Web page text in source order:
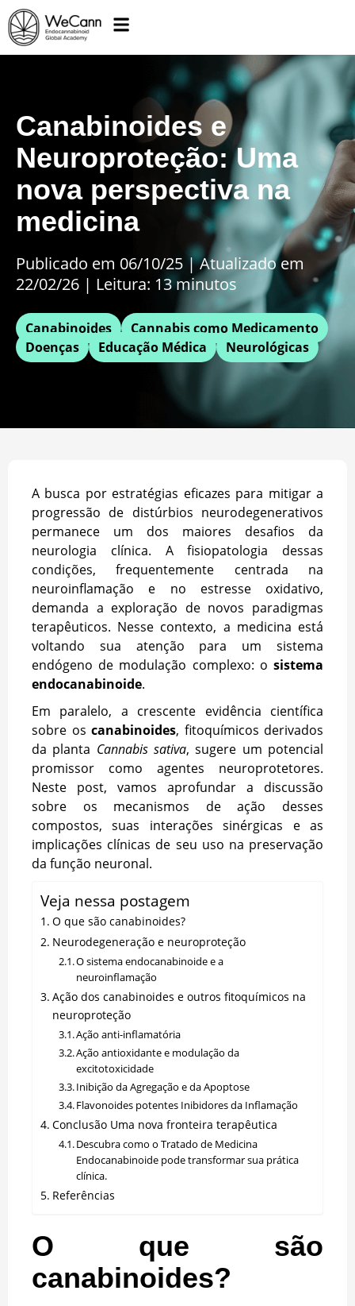
Canabinoides e
Neuroproteção: Uma
nova perspectiva na
medicina
Publicado em 06/10/25 |Atualizado em
22/02/26 | Leitura: 13 minutos
Canabinoides
Cannabis como Medicamento
Doenças
Educação Médica Neurológicas
A busca por estratégias eficazes para mitigar a
progressão de distúrbios neurodegenerativos
permanece um dos maiores desafios da
neurologia clínica. A fisiopatologia dessas
condições, frequentemente centrada na
neuroinflamação e no estresse oxidativo,
demanda a exploração de novos paradigmas
terapêuticos. Nesse contexto, a medicina está
voltando sua atenção para um sistema
endógeno de modulação complexo: o sistema
endocanabinoide.
Em paralelo, a crescente evidência científica
sobre os canabinoides, fitoquímicos derivados
da planta Cannabis sativa, sugere um potencial
promissor como agentes neuroprotetores.
Neste post, vamos aprofundar a discussão
sobre os mecanismos de ação desses
compostos, suas interações sinérgicas e as
implicações clínicas de seu uso na preservação
da função neuronal.
Veja nessa postagem
O que são canabinoides?
Neurodegeneração e neuroproteção
O sistema endocanabinoide e a
neuroinflamação
Ação dos canabinoides e outros fitoquímicos na
neuroproteção
Ação anti-inflamatória
Ação antioxidante e modulação da
excitotoxicidade
Inibição da Agregação e da Apoptose
Flavonoides potentes Inibidores da Inflamação
Conclusão Uma nova fronteira terapêutica
Descubra como o Tratado de Medicina
Endocanabinoide pode transformar sua prática
clínica.
Referências
O que são
canabinoides?